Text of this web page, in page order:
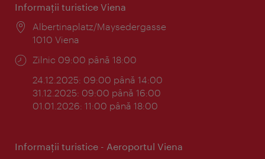
Informaţii turistice Viena
Locul:
Albertinaplatz/Maysedergasse
1010 Viena
Program:
Zilnic 09:00 până 18:00
24.12.2025: 09:00 până 14:00
31.12.2025: 09:00 până 16:00
01.01.2026: 11:00 până 18:00
Informaţii turistice - Aeroportul Viena